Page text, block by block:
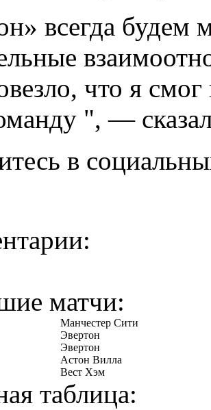
всегда
что я
", —
в
матчи:
Манчестер Сити
Эвертон
Эвертон
Астон Вилла
Вест Хэм
таблица: